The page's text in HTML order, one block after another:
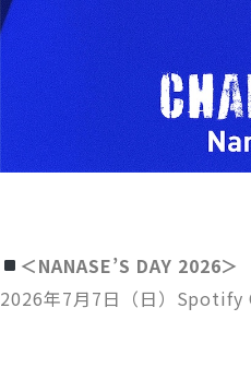
＜NANASE’S DAY 2026＞
2026年7月7日（日）Spotify